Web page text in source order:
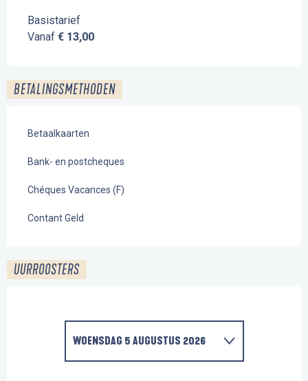
Basistarief
Vanaf € 13,00
BETALINGSMETHODEN
Betaalkaarten
Bank- en postcheques
Chéques Vacances (F)
Contant Geld
UURROOSTERS
WOENSDAG 5 AUGUSTUS 2026